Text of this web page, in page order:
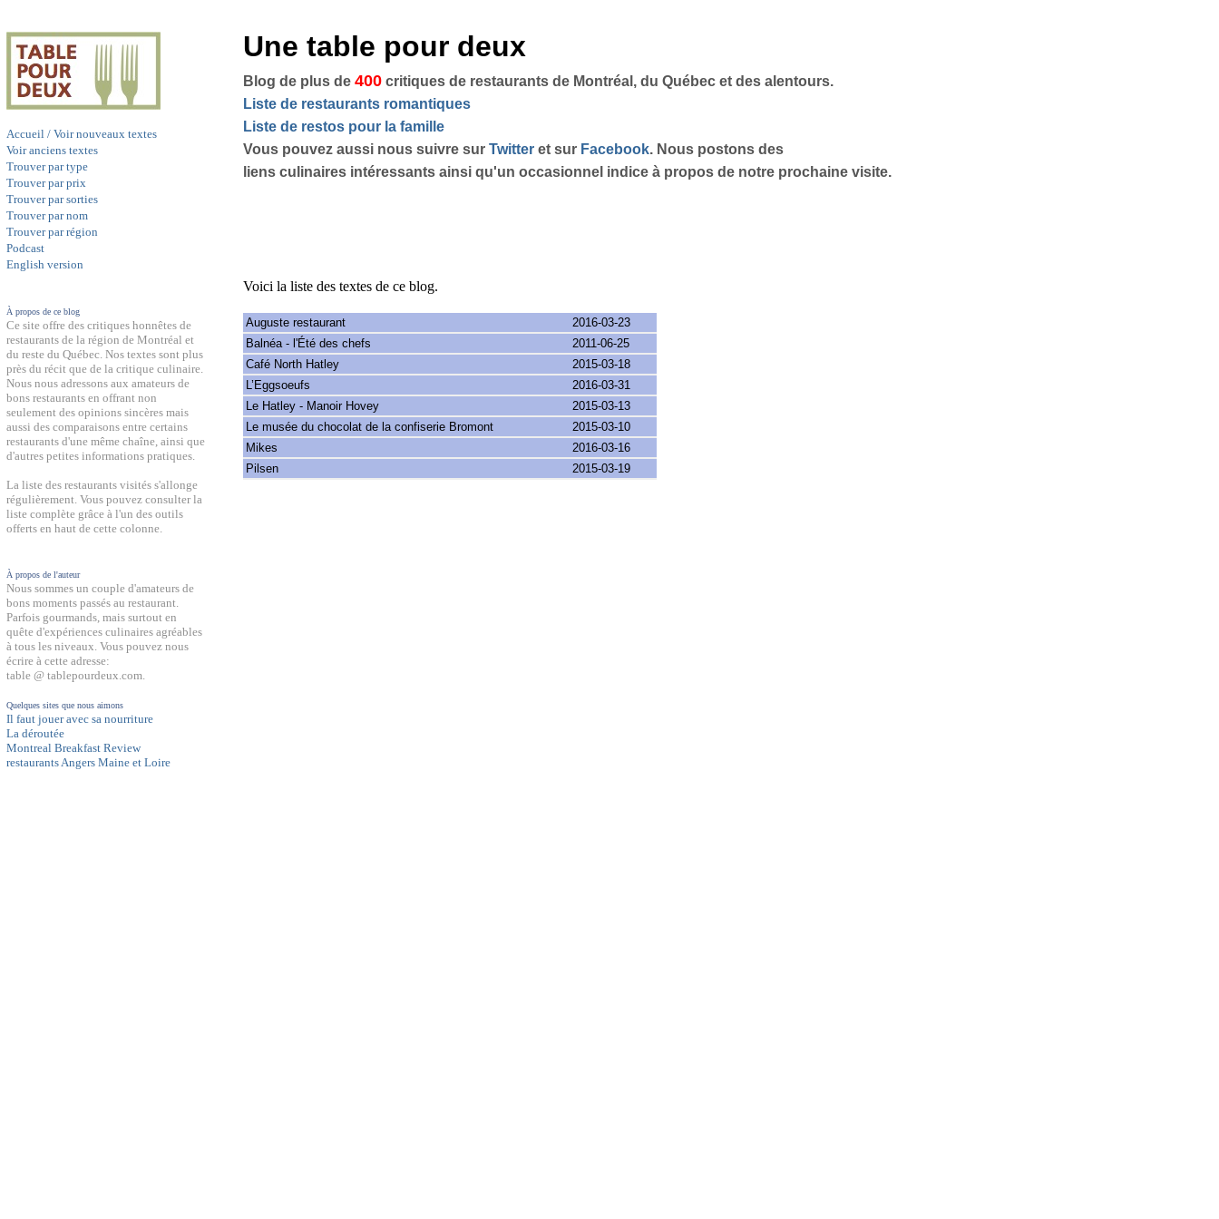
Accueil / Voir nouveaux textes
Voir anciens textes
Trouver par type
Trouver par prix
Trouver par sorties
Trouver par nom
Trouver par région
Podcast
English version
À propos de ce blog
Ce site offre des critiques honnêtes de
restaurants de la région de Montréal et
du reste du Québec. Nos textes sont plus
près du récit que de la critique culinaire.
Nous nous adressons aux amateurs de
bons restaurants en offrant non
seulement des opinions sincères mais
aussi des comparaisons entre certains
restaurants d'une même chaîne, ainsi que
d'autres petites informations pratiques.
La liste des restaurants visités s'allonge
régulièrement. Vous pouvez consulter la
liste complète grâce à l'un des outils
offerts en haut de cette colonne.
À propos de l'auteur
Nous sommes un couple d'amateurs de
bons moments passés au restaurant.
Parfois gourmands, mais surtout en
quête d'expériences culinaires agréables
à tous les niveaux. Vous pouvez nous
écrire à cette adresse:
table @ tablepourdeux.com.
Quelques sites que nous aimons
Il faut jouer avec sa nourriture
La déroutée
Montreal Breakfast Review
restaurants Angers Maine et Loire
Une table pour deux
Blog de plus de 400 critiques de restaurants de Montréal, du Québec et des alentours.
Liste de restaurants romantiques
Liste de restos pour la famille
Vous pouvez aussi nous suivre sur Twitter et sur Facebook. Nous postons des
liens culinaires intéressants ainsi qu'un occasionnel indice à propos de notre prochaine visite.
Voici la liste des textes de ce blog.
Auguste restaurant
2016-03-23
Balnéa - l'Été des chefs
2011-06-25
Café North Hatley
2015-03-18
L’Eggsoeufs
2016-03-31
Le Hatley - Manoir Hovey
2015-03-13
Le musée du chocolat de la confiserie Bromont
2015-03-10
Mikes
2016-03-16
Pilsen
2015-03-19